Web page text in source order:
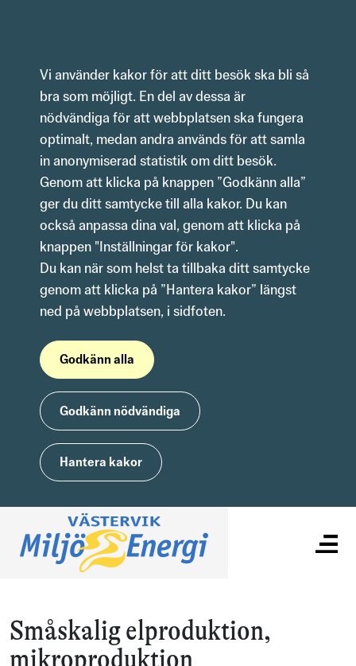
Vi använder kakor för att ditt besök ska bli så
bra som möjligt. En del av dessa är
nödvändiga för att webbplatsen ska fungera
optimalt, medan andra används för att samla
in anonymiserad statistik om ditt besök.
Genom att klicka på knappen ”Godkänn alla”
ger du ditt samtycke till alla kakor. Du kan
också anpassa dina val, genom att klicka på
knappen "Inställningar för kakor".
Du kan när som helst ta tillbaka ditt samtycke
genom att klicka på ”Hantera kakor” längst
ned på webbplatsen, i sidfoten.
Godkänn alla
Godkänn nödvändiga
Hantera kakor
Småskalig elproduktion,
mikroproduktion